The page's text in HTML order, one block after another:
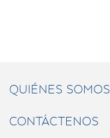
QUIÉNES SOMOS
CONTÁCTENOS